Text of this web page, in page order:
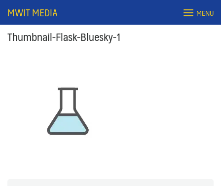
MWIT MEDIA MENU
Thumbnail-Flask-Bluesky-1